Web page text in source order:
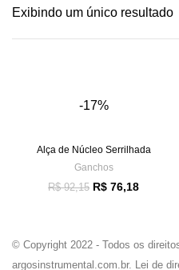
Exibindo um único resultado
-17%
Alça de Núcleo Serrilhada
Ganchos
R$92,15 R$ 76,18
© Copyright 2022 - Todos os
argosinstrumental.com.br. Lei de